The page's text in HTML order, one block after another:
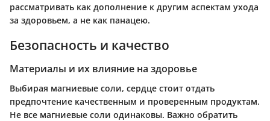
рассматривать как дополнение к другим аспектам ухода
за здоровьем, а не как панацею.
Безопасность и качество
Материалы и их влияние на здоровье
Выбирая магниевые соли, сердце стоит отдать
предпочтение качественным и проверенным продуктам.
Не все магниевые соли одинаковы. Важно обратить